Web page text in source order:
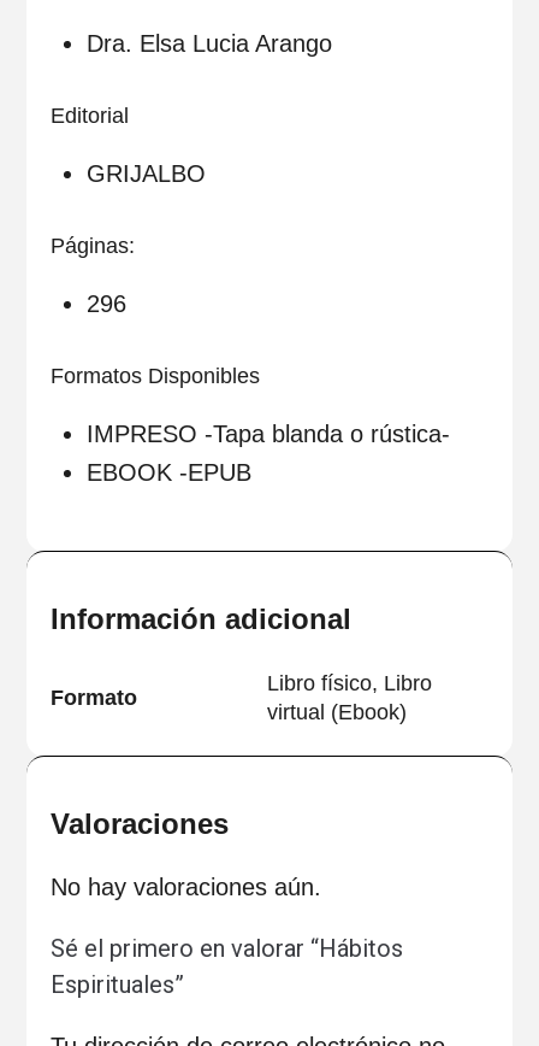
Dra. Elsa Lucia Arango
Editorial
GRIJALBO
Páginas:
296
Formatos Disponibles
IMPRESO -Tapa blanda o rústica-
EBOOK -EPUB
Información adicional
Formato
Libro físico, Libro
virtual (Ebook)
Valoraciones
No hay valoraciones aún.
Sé el primero en valorar “Hábitos
Espirituales”